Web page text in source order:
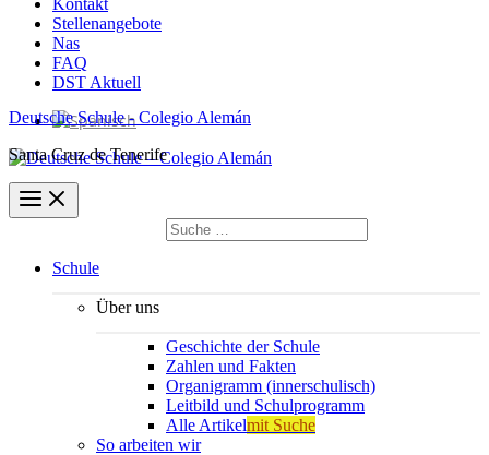
Stellenangebote
Nas
FAQ
DST Aktuell
Deutsche Schule - Colegio Alemán
Santa Cruz de Tenerife
Suchen
nach:
Schule
Über uns
Geschichte der Schule
Zahlen und Fakten
Organigramm (innerschulisch)
Leitbild und Schulprogramm
Alle Artikelmit Suche
So arbeiten wir